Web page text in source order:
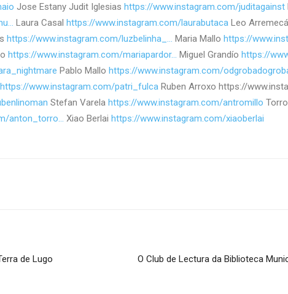
Jose Estany Judit Iglesias https://www.instagram.com/juditagainst
Laura Casal https://www.instagram.com/laurabutaca Leo
https://www.instagram.com/luzbelinha_… Maria Mallo https://
https://www.instagram.com/mariapardor… Miguel Grandío https://
Pablo Mallo https://www.instagram.com/
https://www.instagram.com/patri_fulca Ruben Arroxo https://
Stefan Varela https://www.instagram.com/antromillo
anton_torro…
Xiao Berlai https://www.instagram.com/xiaoberlai
de Lugo O Club de Lectura da Biblioteca